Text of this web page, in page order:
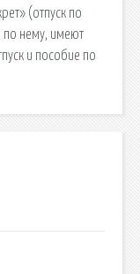
(отпуск по
по нему, имеют
и пособие по